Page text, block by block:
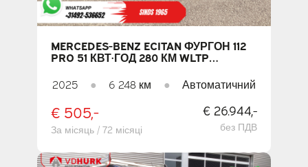
MERCEDES-BENZ ECITAN ФУРГОН 112
PRO 51 КВТ·ГОД 280 КМ WLTP
СИДІНЬ / CARPLAY / НАВІГАЦІЯ /
КАМЕРА / КЛІМАТ-КОНТРОЛЬ / PDC /
КРУЇЗ-КОНТРОЛЬ
2025 ● 6 248 км ● Автоматичний
€ 505,-
За місяць / 72 місяці
€ 26.944,-
без ПДВ